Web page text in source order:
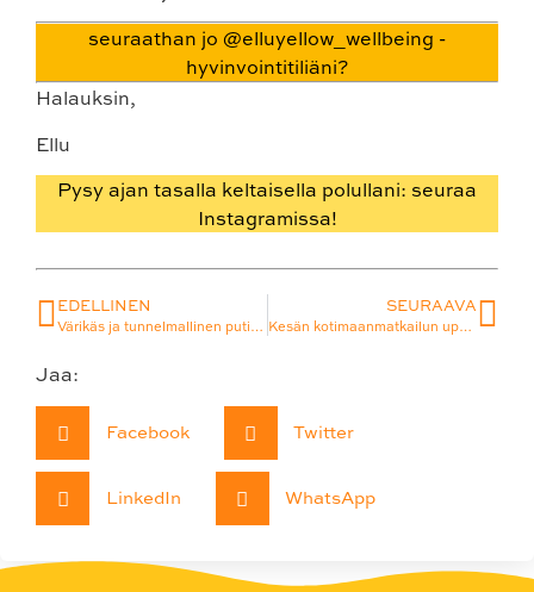
seuraathan jo @elluyellow_wellbeing -
hyvinvointitiliäni?
Halauksin,
Ellu
Pysy ajan tasalla keltaisella polullani: seuraa
Instagramissa!
EDELLINEN
Värikäs ja tunnelmallinen putiikki täynnä laadukasta luonnonkosmetiikkaa ja ekopesuaineita: Ekokauppa Oranssi Orava
SEURAAVA
Kesän kotimaanmatkailun upea päätös ja syksyn hulppea aloitus aikuisten kesken: Tampereen legendaarinen Original Sokos Hotel Ilves
Jaa:
Facebook Twitter
LinkedIn WhatsApp